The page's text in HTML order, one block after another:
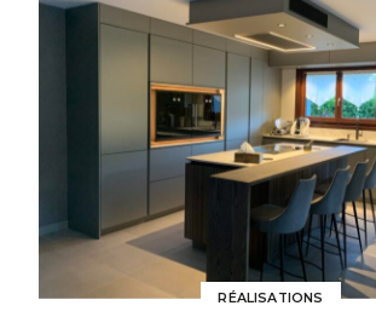
RÉALISATIONS